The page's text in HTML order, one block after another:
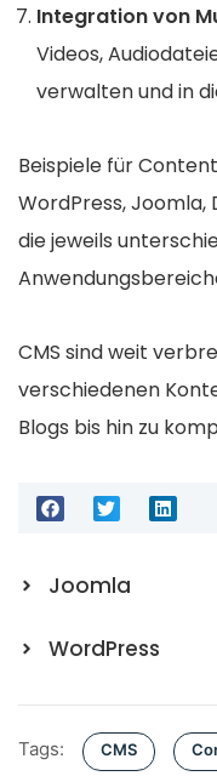
Integration von
Videos,
verwalten und in
Beispiele für
WordPress, Joomla,
die jeweils
CMS sind weit
verschiedenen
Blogs bis hin zu
Joomla
WordPress
Tags: CMS